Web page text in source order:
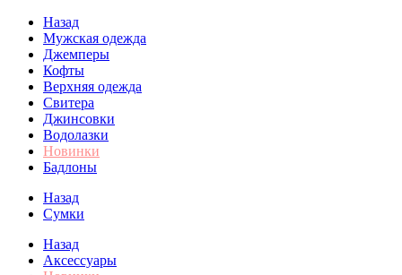
Назад
Мужская одежда
Джемперы
Кофты
Верхняя одежда
Свитера
Джинсовки
Водолазки
Новинки
Бадлоны
Назад
Сумки
Назад
Аксессуары